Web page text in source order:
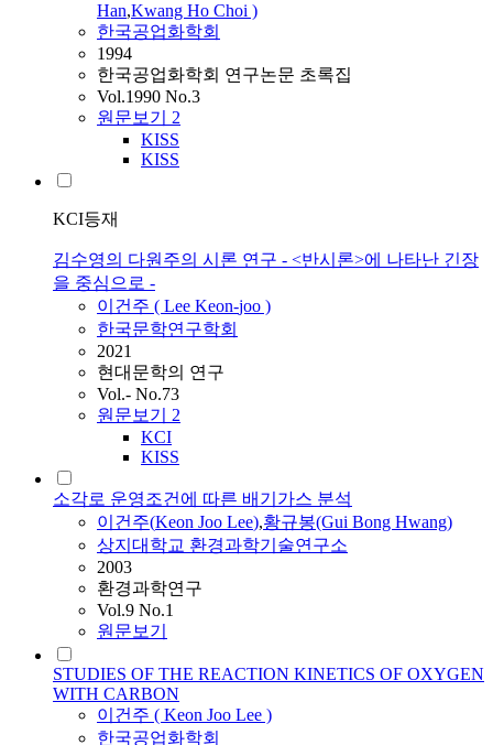
Han,Kwang Ho Choi )
한국공업화학회
1994
한국공업화학회 연구논문 초록집
Vol.1990 No.3
원문보기 2
KISS
KISS
KCI등재
김수영의 다원주의 시론 연구 - <반시론>에 나타난 긴장
을 중심으로 -
이건주 ( Lee Keon-joo )
한국문학연구학회
2021
현대문학의 연구
Vol.- No.73
원문보기 2
KCI
KISS
소각로 운영조건에 따른 배기가스 분석
이건주(Keon Joo Lee),황규봉(Gui Bong Hwang)
상지대학교 환경과학기술연구소
2003
환경과학연구
Vol.9 No.1
원문보기
STUDIES OF THE REACTION KINETICS OF OXYGEN
WITH CARBON
이건주 ( Keon Joo Lee )
한국공업화학회